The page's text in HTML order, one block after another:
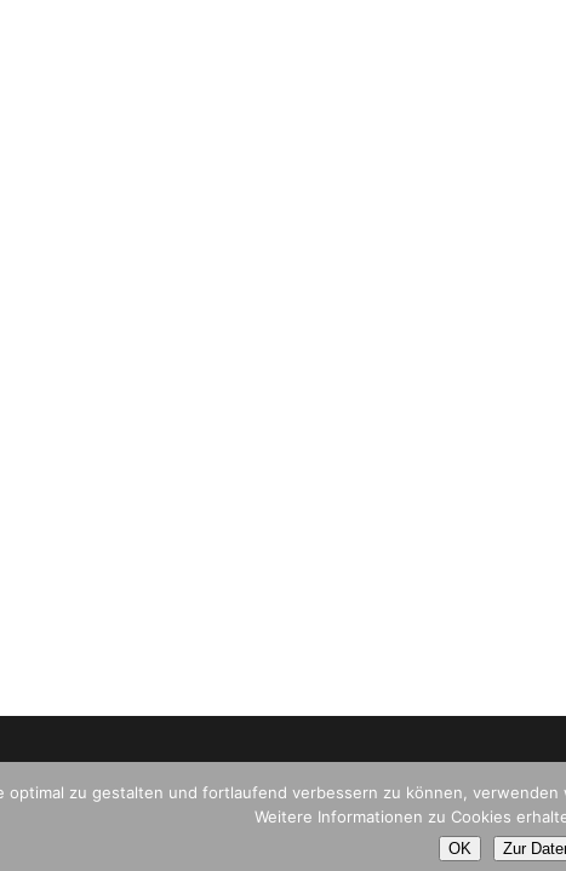
© 2024 Stiftung Sammlung Ziegler |
optimal zu gestalten und fortlaufend verbessern zu können,
Weitere Informationen zu Cookies
OK Zur